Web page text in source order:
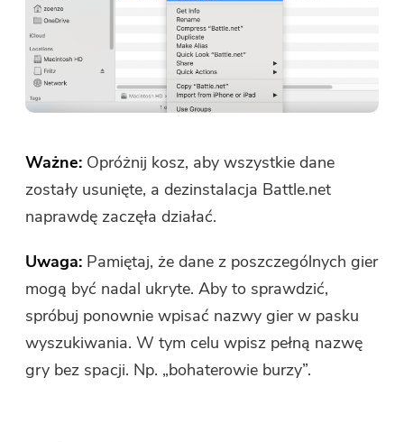
Ważne: Opróżnij kosz, aby wszystkie dane
zostały usunięte, a dezinstalacja Battle.net
naprawdę zaczęła działać.
Uwaga: Pamiętaj, że dane z poszczególnych gier
mogą być nadal ukryte. Aby to sprawdzić,
spróbuj ponownie wpisać nazwy gier w pasku
wyszukiwania. W tym celu wpisz pełną nazwę
gry bez spacji. Np. „bohaterowie burzy”.